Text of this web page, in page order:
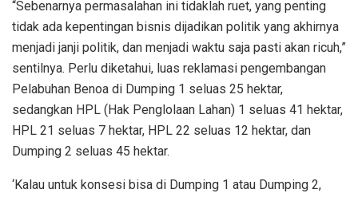
“Sebenarnya permasalahan ini tidaklah ruet, yang penting
tidak ada kepentingan bisnis dijadikan politik yang akhirnya
menjadi janji politik, dan menjadi waktu saja pasti akan ricuh,”
sentilnya. Perlu diketahui, luas reklamasi pengembangan
Pelabuhan Benoa di Dumping 1 seluas 25 hektar,
sedangkan HPL (Hak Penglolaan Lahan) 1 seluas 41 hektar,
HPL 21 seluas 7 hektar, HPL 22 seluas 12 hektar, dan
Dumping 2 seluas 45 hektar.
‘Kalau untuk konsesi bisa di Dumping 1 atau Dumping 2,